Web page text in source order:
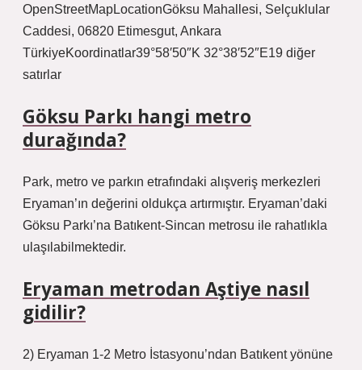
OpenStreetMapLocationGöksu Mahallesi, Selçuklular
Caddesi, 06820 Etimesgut, Ankara
TürkiyeKoordinatlar39°58′50″K 32°38′52″E19 diğer
satırlar
Göksu Parkı hangi metro
durağında?
Park, metro ve parkın etrafındaki alışveriş merkezleri
Eryaman’ın değerini oldukça artırmıştır. Eryaman’daki
Göksu Parkı’na Batıkent-Sincan metrosu ile rahatlıkla
ulaşılabilmektedir.
Eryaman metrodan Aştiye nasıl
gidilir?
2) Eryaman 1-2 Metro İstasyonu’ndan Batıkent yönüne